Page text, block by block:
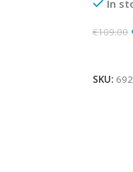
In
€109.00
SKU: